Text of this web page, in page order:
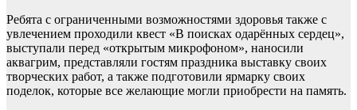
Ребята с ограниченными возможностями здоровья также с
увлечением проходили квест «В поисках одарённых сердец»,
выступали перед «открытым микрофоном», наносили
аквагрим, представляли гостям праздника выставку своих
творческих работ, а также подготовили ярмарку своих
поделок, которые все желающие могли приобрести на память.